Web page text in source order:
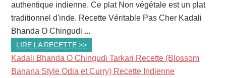
authentique indienne. Ce plat Non végétale est un plat
traditionnel d'inde. Recette Véritable Pas Cher Kadali
Bhanda O Chingudi ...
LIRE LA RECETTE >>
Kadali Bhanda O Chingudi Tarkari Recette (Blossom
Banana Style Odia et Curry) Recette Indienne